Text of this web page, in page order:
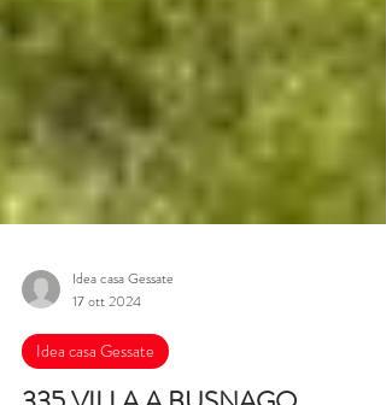
Idea casa Gessate
17 ott 2024